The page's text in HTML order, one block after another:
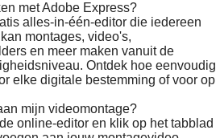
met Adobe Express?
alles-in-één-editor die iedereen
montages, video's,
en meer maken vanuit de
Ontdek hoe eenvoudig
elke digitale bestemming of voor op
mijn videomontage?
online-editor en klik op het tabblad